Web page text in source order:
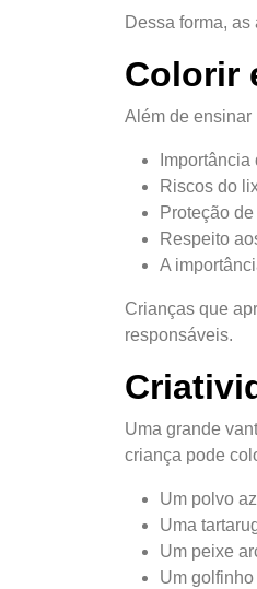
Dessa forma,
Colorir
Além de ensinar
Riscos do
Proteção
Respeito
A
Crianças que
responsáveis.
Uma grande
criança pode
Um polvo
Uma
Um peixe
Um golfinho